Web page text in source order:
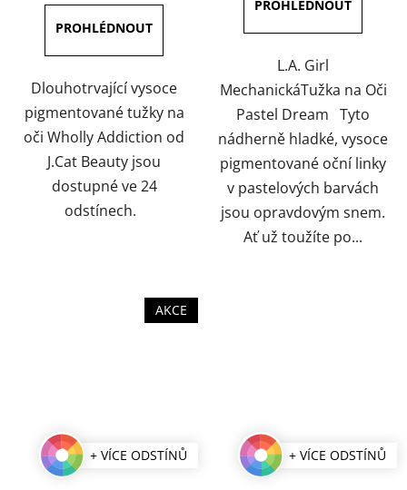
5
hvězdiček.
Dlouhotrvající vysoce
pigmentované tužky na
oči Wholly Addiction od
J.Cat Beauty jsou
dostupné ve 24
odstínech.
z
5
hvězdiček.
L.A. Girl
MechanickáTužka na Oči
Pastel Dream Tyto
nádherně hladké, vysoce
pigmentované oční linky
v pastelových barvách
jsou opravdovým snem.
Ať už toužíte po...
AKCE
+ VÍCE ODSTÍNŮ + VÍCE ODSTÍNŮ